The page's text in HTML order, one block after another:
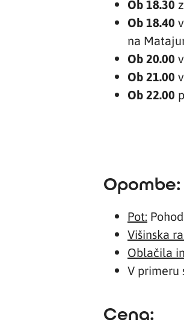
Ob 18.30
Ob 18.40
na
Ob 20.00
Ob 21.00
Ob 22.00
Opombe:
Pot:
Višinska
Oblačila
V primeru
Cena: